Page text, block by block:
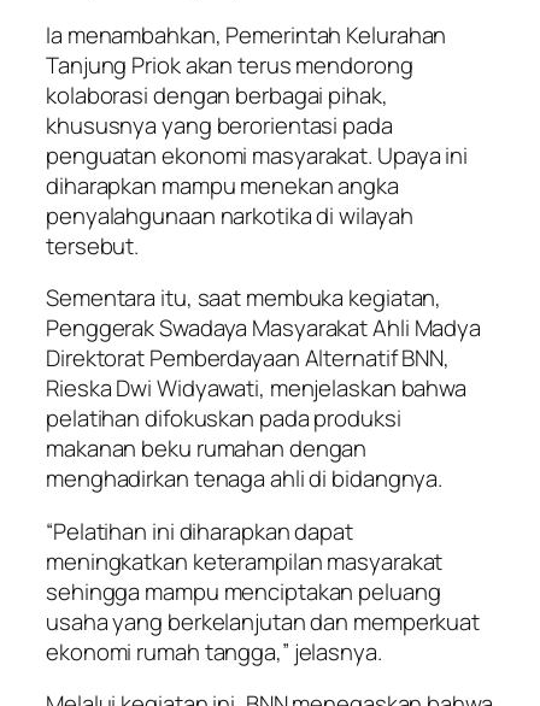
Ia menambahkan, Pemerintah Kelurahan
Tanjung Priok akan terus mendorong
kolaborasi dengan berbagai pihak,
khususnya yang berorientasi pada
penguatan ekonomi masyarakat. Upaya ini
diharapkan mampu menekan angka
penyalahgunaan narkotika di wilayah
tersebut.
Sementara itu, saat membuka kegiatan,
Penggerak Swadaya Masyarakat Ahli Madya
Direktorat Pemberdayaan Alternatif BNN,
Rieska Dwi Widyawati, menjelaskan bahwa
pelatihan difokuskan pada produksi
makanan beku rumahan dengan
menghadirkan tenaga ahli di bidangnya.
“Pelatihan ini diharapkan dapat
meningkatkan keterampilan masyarakat
sehingga mampu menciptakan peluang
usaha yang berkelanjutan dan memperkuat
ekonomi rumah tangga,” jelasnya.